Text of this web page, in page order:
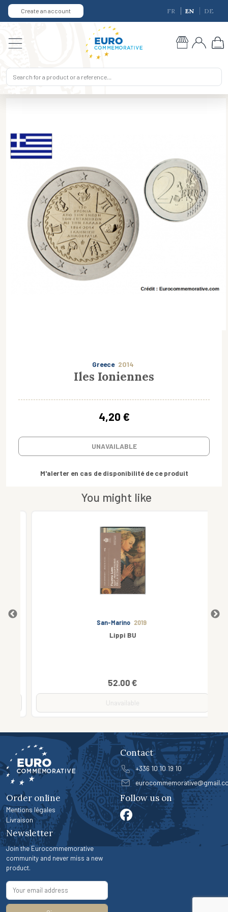
Create an account FR EN DE
Greece 2014
Iles Ioniennes
4,20 €
UNAVAILABLE
M'alerter en cas de disponibilité de ce produit
You might like
San-Marino 2019
Lippi BU
52.00 €
Unavailable
Contact
+336 10 10 19 10
Order online
Mentions légales
Livraison
Follow us on
Newsletter
Join the Eurocommemorative
community and never miss a new
product.